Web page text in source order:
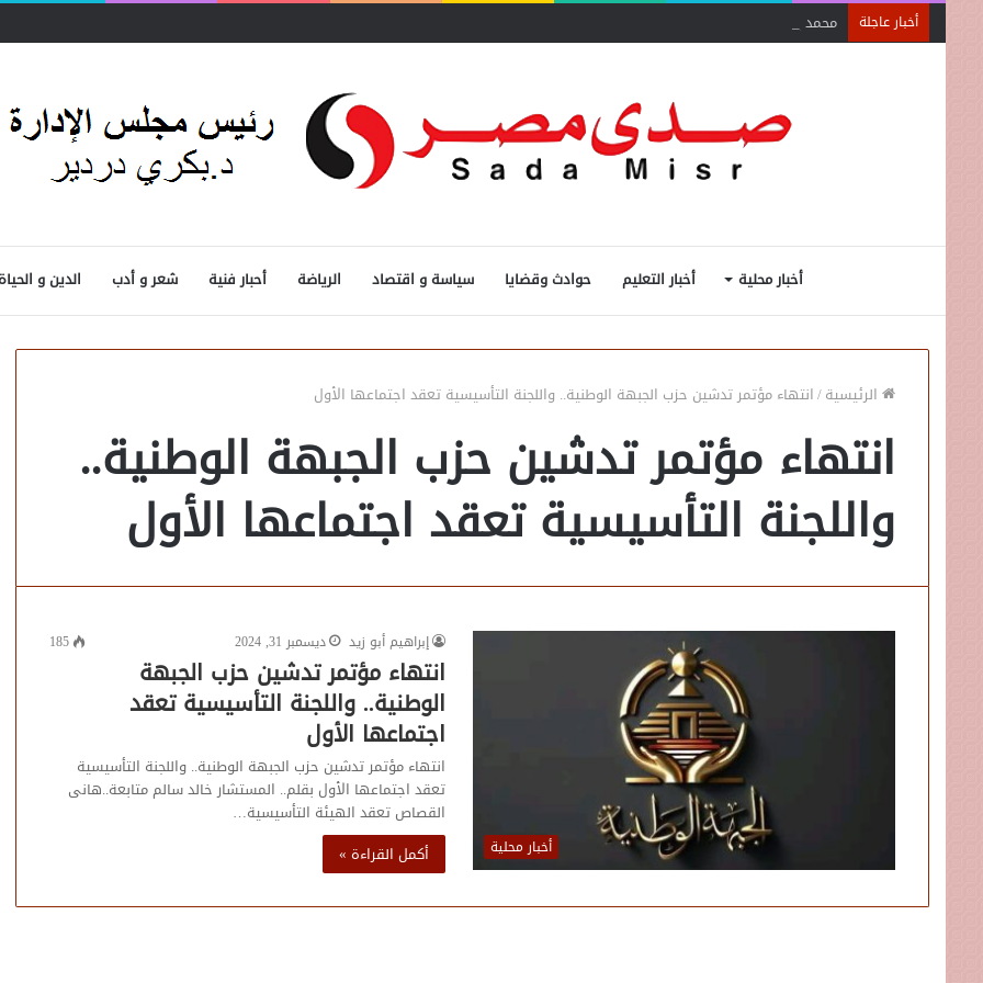
أخبار عاجلة محمد إسماعيل عبده: نعتمد على بيانات دقيقة لنقل نبض السوق لـ«الشراء الموحد»
أخبار محلية أخبار التعليم حوادث وقضايا سياسة و اقتصاد الرياضة أحبار فنية شعر و أدب الدين و الحياة
الرئيسية/انتهاء مؤتمر تدشين حزب الجبهة الوطنية.. واللجنة التأسيسية تعقد اجتماعها الأول
انتهاء مؤتمر تدشين حزب الجبهة الوطنية..
واللجنة التأسيسية تعقد اجتماعها الأول
أخبار محلية
إبراهيم أبو زيد ديسمبر 31, 2024 185
انتهاء مؤتمر تدشين حزب الجبهة
الوطنية.. واللجنة التأسيسية تعقد
اجتماعها الأول
انتهاء مؤتمر تدشين حزب الجبهة الوطنية.. واللجنة التأسيسية
تعقد اجتماعها الأول بقلم.. المستشار خالد سالم متابعة..هانى
القصاص تعقد الهيئة التأسيسية…
أكمل القراءة »